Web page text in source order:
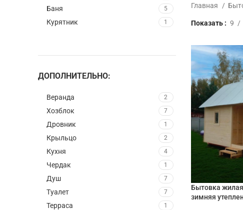
Баня 5
Курятник 1
ДОПОЛНИТЕЛЬНО:
Веранда 2
Хозблок 7
Дровник 1
Крыльцо 2
Кухня 4
Чердак 1
Душ 7
Туалет 7
Терраса 1
Главная
Показать 9
Бытовка
зимняя